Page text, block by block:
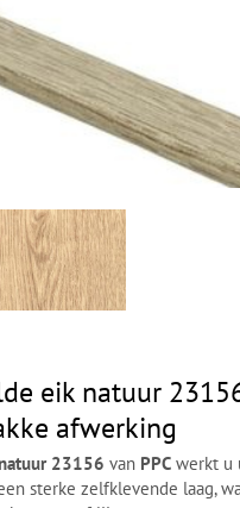
eik natuur
afwerking
23156 van PPC werkt u
sterke zelfklevende laag,